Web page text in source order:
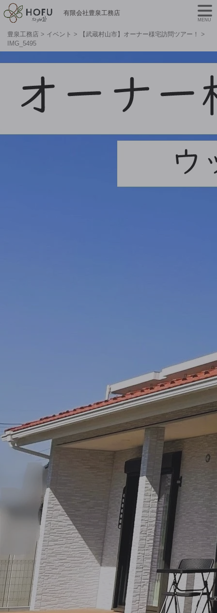
有限会社豊泉工務店
豊泉工務店 > イベント > 【武蔵村山市】オーナー様宅訪問ツアー！
>
IMG_5495
MENU